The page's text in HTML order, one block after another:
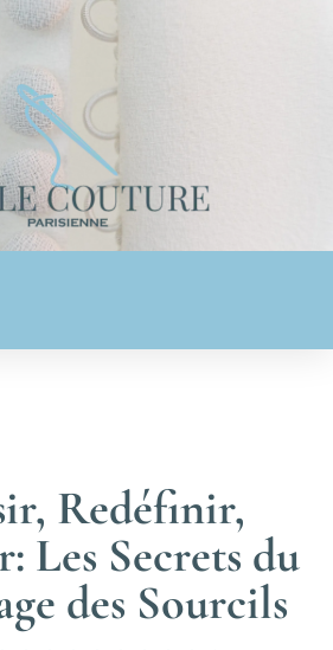
Redéfinir,
Les Secrets du
des Sourcils